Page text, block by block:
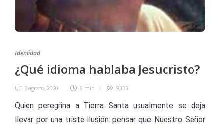
Identidad
¿Qué idioma hablaba Jesucristo?
UC, 5 agosto, 2020 8 min 9333
Quien peregrina a Tierra Santa usualmente se deja
llevar por una triste ilusión: pensar que Nuestro Señor